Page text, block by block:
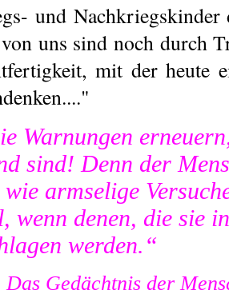
und Nachkriegskinder
uns sind noch durch
mit der heute
Warnungen
sind! Denn der
armselige
wenn denen, die sie
werden.“
Gedächtnis der